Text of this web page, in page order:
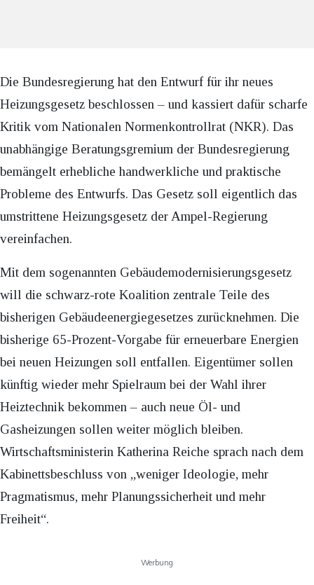
Die Bundesregierung hat den Entwurf für ihr neues
Heizungsgesetz beschlossen – und kassiert dafür scharfe
Kritik vom Nationalen Normenkontrollrat (NKR). Das
unabhängige Beratungsgremium der Bundesregierung
bemängelt erhebliche handwerkliche und praktische
Probleme des Entwurfs. Das Gesetz soll eigentlich das
umstrittene Heizungsgesetz der Ampel-Regierung
vereinfachen.
Mit dem sogenannten Gebäudemodernisierungsgesetz
will die schwarz-rote Koalition zentrale Teile des
bisherigen Gebäudeenergiegesetzes zurücknehmen. Die
bisherige 65-Prozent-Vorgabe für erneuerbare Energien
bei neuen Heizungen soll entfallen. Eigentümer sollen
künftig wieder mehr Spielraum bei der Wahl ihrer
Heiztechnik bekommen – auch neue Öl- und
Gasheizungen sollen weiter möglich bleiben.
Wirtschaftsministerin Katherina Reiche sprach nach dem
Kabinettsbeschluss von „weniger Ideologie, mehr
Pragmatismus, mehr Planungssicherheit und mehr
Freiheit“.
Werbung